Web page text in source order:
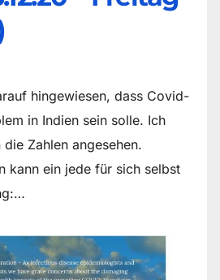
hingewiesen, dass Covid-
in Indien sein solle. Ich
Zahlen angesehen.
kann ein jede für sich selbst